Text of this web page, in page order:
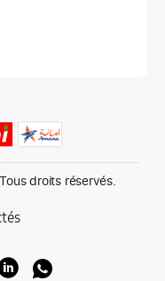
incontournables :
droits réservés.